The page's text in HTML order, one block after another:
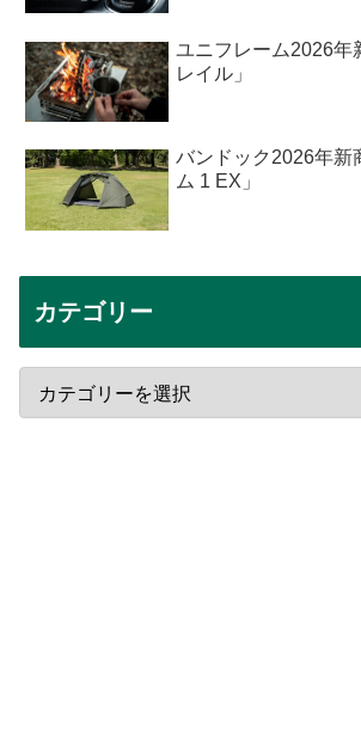
ユニフレーム2026年
レイル」
バンドック2026年新
ム 1 EX」
カテゴリー